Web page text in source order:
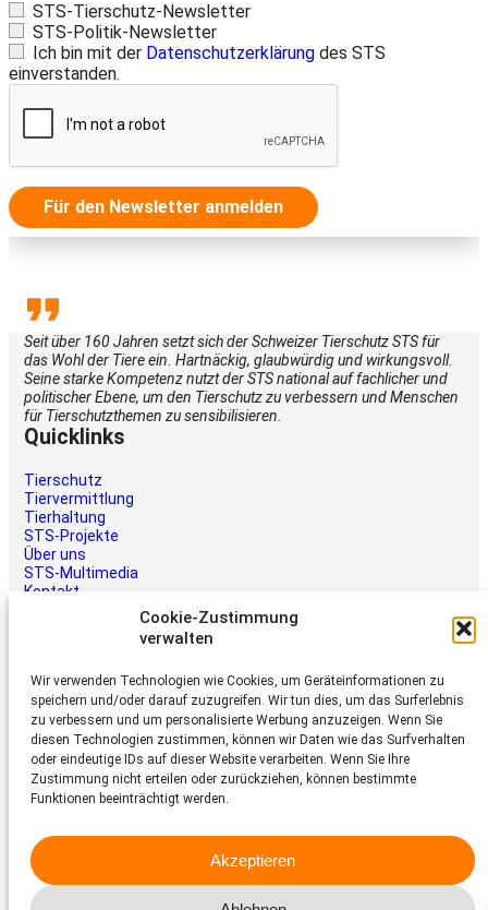
Cookie-Zustimmung
verwalten
Wir verwenden Technologien wie Cookies, um Geräteinformationen zu
speichern und/oder darauf zuzugreifen. Wir tun dies, um das Surferlebnis
zu verbessern und um personalisierte Werbung anzuzeigen. Wenn Sie
diesen Technologien zustimmen, können wir Daten wie das Surfverhalten
oder eindeutige IDs auf dieser Website verarbeiten. Wenn Sie Ihre
Zustimmung nicht erteilen oder zurückziehen, können bestimmte
Funktionen beeinträchtigt werden.
Akzeptieren
STS-Tierschutz-Newsletter
STS-Politik-Newsletter
Ich bin mit der Datenschutzerklärung des STS
einverstanden.
Für den Newsletter anmelden
Seit über 160 Jahren setzt sich der Schweizer Tierschutz STS für
das Wohl der Tiere ein. Hartnäckig, glaubwürdig und wirkungsvoll.
Seine starke Kompetenz nutzt der STS national auf fachlicher und
politischer Ebene, um den Tierschutz zu verbessern und Menschen
für Tierschutzthemen zu sensibilisieren.
Quicklinks
Tierschutz
Tiervermittlung
Tierhaltung
STS-Projekte
Über uns
STS-Multimedia
Kontakt
Unterstützen Sie die Arbeit des
Schweizer Tierschutz STS.
Jetzt spenden
Schweizer Tierschutz STS
Dornacherstrasse 101
Telefon 058 510 64 00